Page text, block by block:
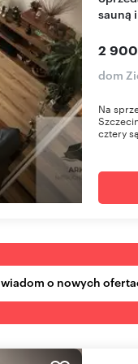
sauną
2
dom
Na
cztery
o nowych